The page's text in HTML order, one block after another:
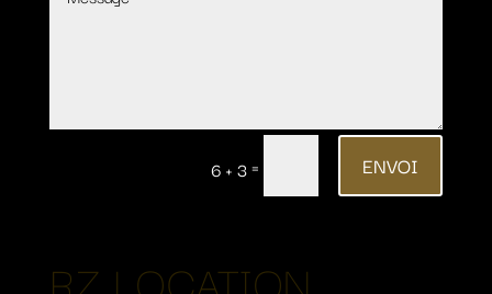
6 + 3= ENVOI